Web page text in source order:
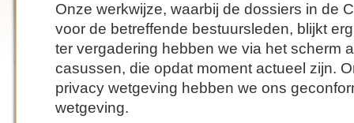
Onze werkwijze, waarbij de dossiers in de
voor de betreffende bestuursleden, blijkt
ter vergadering hebben we via het scherm
casussen, die opdat moment actueel zijn.
privacy wetgeving hebben we ons
wetgeving.